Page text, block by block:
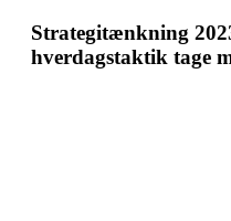
Strategitænkning
hverdagstaktik tage